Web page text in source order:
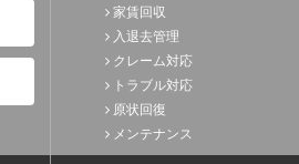
家賃回収
入退去管理
クレーム対応
トラブル対応
原状回復
メンテナンス